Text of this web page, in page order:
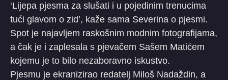
‘Lijepa pjesma za slušati i u pojedinim trenucima
tući glavom o zid’, kaže sama Severina o pjesmi.
Spot je najavljem raskošnim modnim fotografijama,
a čak je i zaplesala s pjevačem Sašem Matićem
kojemu je to bilo nezaboravno iskustvo.
Pjesmu je ekranizirao redatelj Miloš Nadaždin, a